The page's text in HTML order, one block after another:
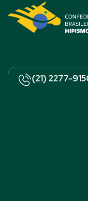
(21) 2277-